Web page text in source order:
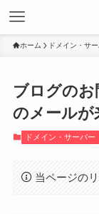
ホーム ドメイン・サ
ブログの
のメールが
ドメイン・サーバー
当ページの